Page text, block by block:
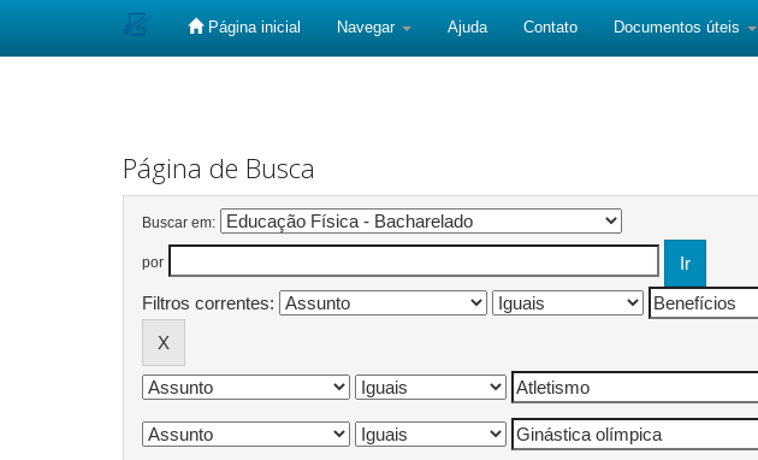
Página inicial Navegar Ajuda Contato Documentos úteis
Página de Busca
Buscar em:
por
Filtros correntes: